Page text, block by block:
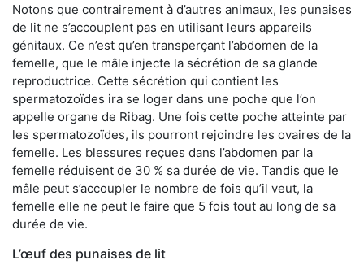
Notons que contrairement à d’autres animaux, les punaises
de lit ne s’accouplent pas en utilisant leurs appareils
génitaux. Ce n’est qu’en transperçant l’abdomen de la
femelle, que le mâle injecte la sécrétion de sa glande
reproductrice. Cette sécrétion qui contient les
spermatozoïdes ira se loger dans une poche que l’on
appelle organe de Ribag. Une fois cette poche atteinte par
les spermatozoïdes, ils pourront rejoindre les ovaires de la
femelle. Les blessures reçues dans l’abdomen par la
femelle réduisent de 30 % sa durée de vie. Tandis que le
mâle peut s’accoupler le nombre de fois qu’il veut, la
femelle elle ne peut le faire que 5 fois tout au long de sa
durée de vie.
L’œuf des punaises de lit